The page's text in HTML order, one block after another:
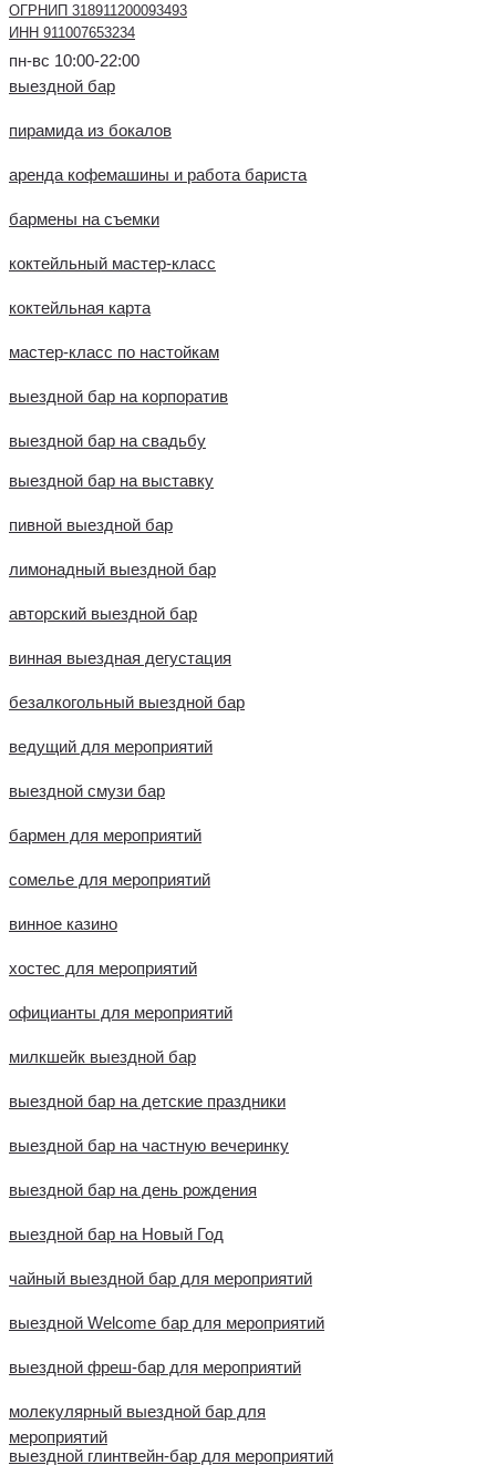
ОГРНИП 318911200093493
ИНН 911007653234
пн-вс 10:00-22:00
выездной бар
пирамида из бокалов
аренда кофемашины и работа бариста
бармены на съемки
коктейльный мастер-класс
коктейльная карта
мастер-класс по настойкам
выездной бар на корпоратив
выездной бар на свадьбу
выездной бар на выставку
пивной выездной бар
лимонадный выездной бар
авторский выездной бар
винная выездная дегустация
безалкогольный выездной бар
ведущий для мероприятий
выездной смузи бар
бармен для мероприятий
сомелье для мероприятий
винное казино
хостес для мероприятий
официанты для мероприятий
милкшейк выездной бар
выездной бар на детские праздники
выездной бар на частную вечеринку
выездной бар на день рождения
выездной бар на Новый Год
чайный выездной бар для мероприятий
выездной Welcome бар для мероприятий
выездной фреш-бар для мероприятий
молекулярный выездной бар для
мероприятий
выездной глинтвейн-бар для мероприятий